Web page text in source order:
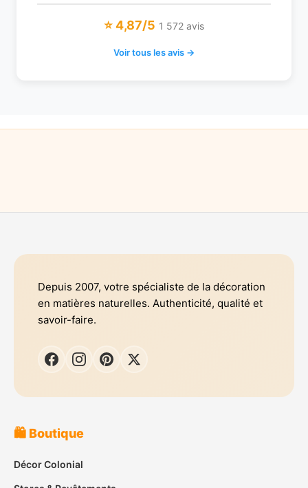
⭐ 4,87/5 1 572 avis
Voir tous les avis →
Depuis 2007, votre spécialiste de la décoration
en matières naturelles. Authenticité, qualité et
savoir-faire.
🛍️ Boutique
Décor Colonial